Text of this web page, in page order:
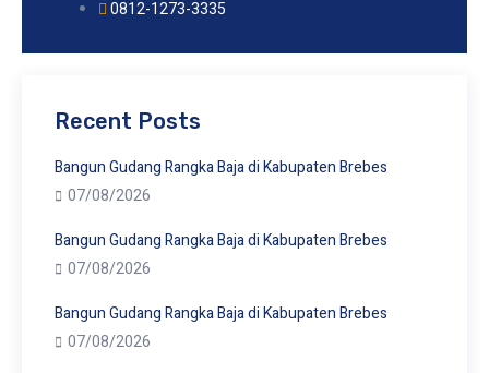
0812-1273-3335
Recent Posts
Bangun Gudang Rangka Baja di Kabupaten Brebes
07/08/2026
Bangun Gudang Rangka Baja di Kabupaten Brebes
07/08/2026
Bangun Gudang Rangka Baja di Kabupaten Brebes
07/08/2026